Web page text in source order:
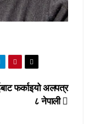
फर्काइयो अलपत्र
८ नेपाली